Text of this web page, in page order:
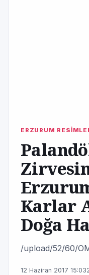
ERZURUM
Karlar
Doğa
/upload/52/60/
12 Haziran 2017 15:03